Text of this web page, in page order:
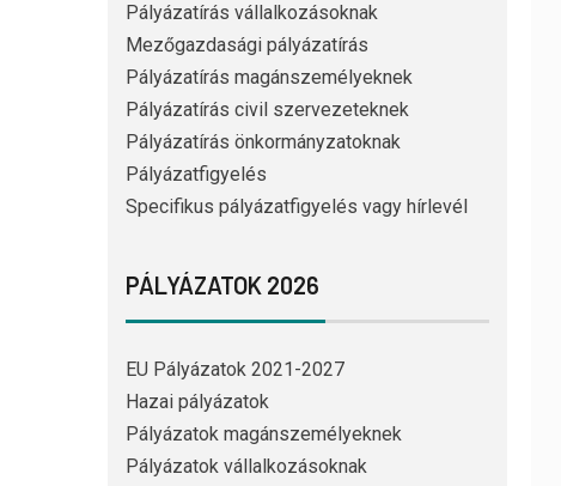
Pályázatírás vállalkozásoknak
Mezőgazdasági pályázatírás
Pályázatírás magánszemélyeknek
Pályázatírás civil szervezeteknek
Pályázatírás önkormányzatoknak
Pályázatfigyelés
Specifikus pályázatfigyelés vagy hírlevél
PÁLYÁZATOK 2026
EU Pályázatok 2021-2027
Hazai pályázatok
Pályázatok magánszemélyeknek
Pályázatok vállalkozásoknak